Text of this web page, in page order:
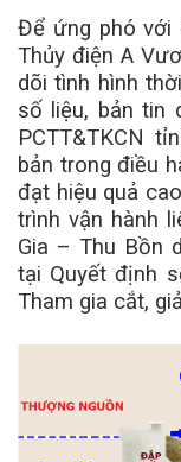
Để ứng phó với
Thủy điện A
dõi tình hình
số liệu, bản tin
PCTT&TKCN
bản trong điều
đạt hiệu quả
trình vận hành
Gia – Thu Bồn
tại Quyết định
Tham gia cắt,